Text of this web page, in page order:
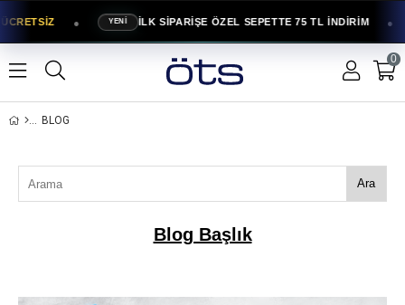
● YENİ İLK SİPARİŞE ÖZEL SEPETTE 75 TL İNDİRİM ●
0
BLOG
Ara
Blog Başlık